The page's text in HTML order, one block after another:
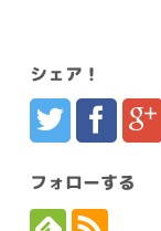
シェア！
フォローする